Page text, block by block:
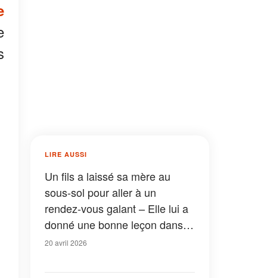
LIRE AUSSI
Un fils a laissé sa mère au
sous-sol pour aller à un
rendez-vous galant – Elle lui a
donné une bonne leçon dans le
restaurant
20 avril 2026